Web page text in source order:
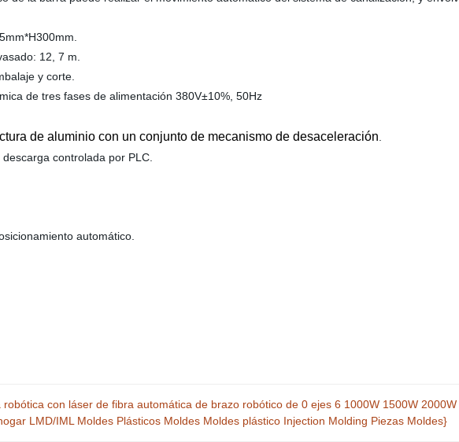
12, 7 m.
y corte.
de tres fases de alimentación 380V±10%, 50Hz
de aluminio con un conjunto de mecanismo de desaceleración
controlada por PLC.
automático.
con láser de fibra automática de brazo robótico de 0 ejes 6 1000W 1500W 2000W
LMD/IML Moldes Plásticos Moldes Moldes plástico Injection Molding Piezas Moldes}